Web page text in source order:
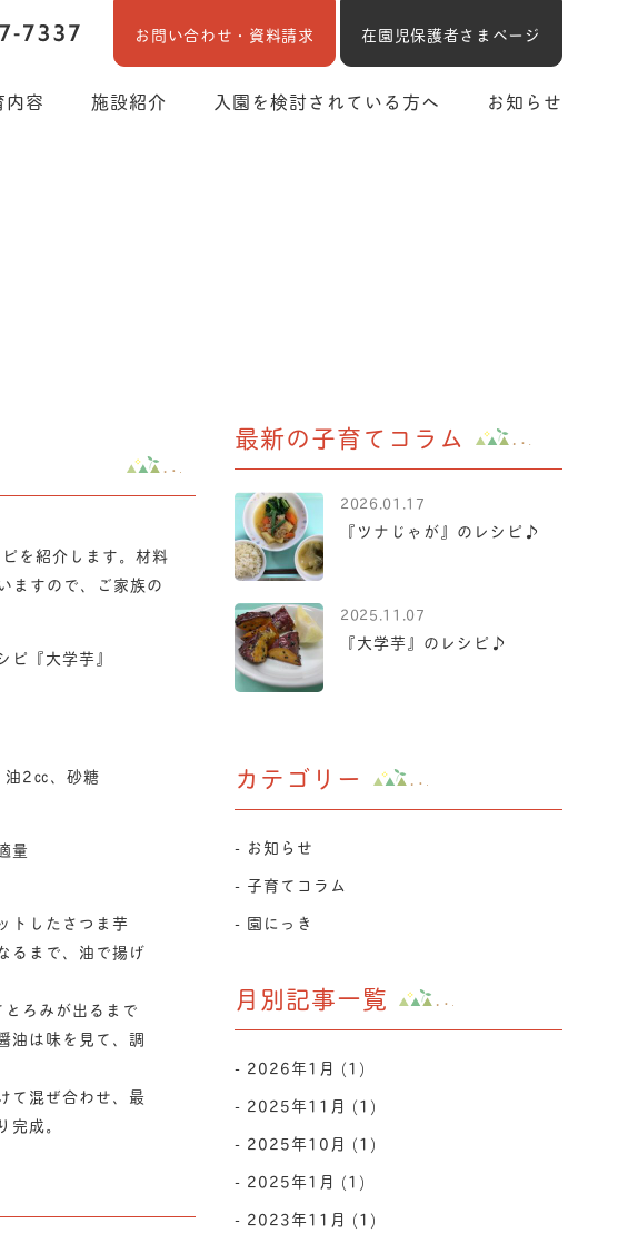
お問い合わせ・資料請求 在園児保護者さまページ
内容 施設紹介 入園を検討されている方へ お知らせ
を紹介します。材料
ますので、ご家族の
ピ『大学芋』
2㏄、砂糖
量
トしたさつま芋
るまで、油で揚げ
ろみが出るまで
油は味を見て、調
混ぜ合わせ、最
成。
最新の子育てコラム
2026.01.17
『ツナじゃが』のレシピ♪
2025.11.07
『大学芋』のレシピ♪
カテゴリー
お知らせ
子育てコラム
園にっき
月別記事一覧
2026年1月 (1)
2025年11月 (1)
2025年10月 (1)
2025年1月 (1)
2023年11月 (1)